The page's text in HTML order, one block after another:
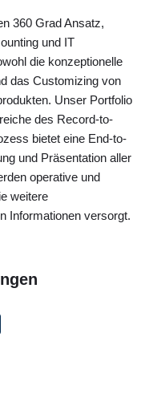
360 Grad Ansatz,
und IT
die konzeptionelle
das Customizing von
Unser Portfolio
des Record-to-
bietet eine End-to-
und Präsentation aller
operative und
weitere
Informationen versorgt.